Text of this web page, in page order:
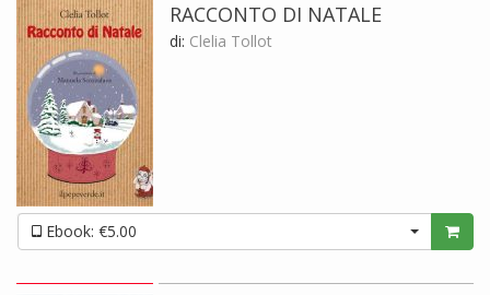
RACCONTO DI NATALE
di: Clelia Tollot
Ebook: €5.00